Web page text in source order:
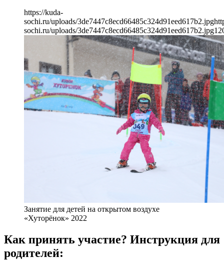
https://kuda-
sochi.ru/uploads/3de7447c8ecd66485c324d91eed617b2.jpg
sochi.ru/uploads/3de7447c8ecd66485c324d91eed617b2.jpg
Занятие для детей на открытом воздухе
«Хуторёнок» 2022
Как принять участие? Инструкция для
родителей: